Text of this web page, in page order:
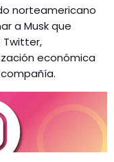
norteamericano
a Musk que
económica